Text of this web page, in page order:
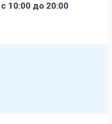
с 10:00 до 20:00